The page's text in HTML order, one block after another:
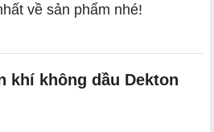
về sản phẩm nhé!
khí không dầu Dekton